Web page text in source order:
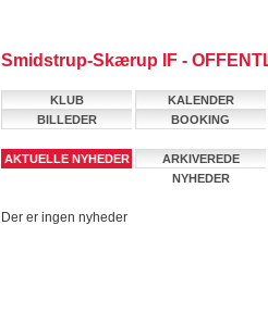
Smidstrup-Skærup IF -
KLUB
KALENDER
BILLEDER
BOOKING
AKTUELLE NYHEDER
ARKIVEREDE
NYHEDER
Der er ingen nyheder